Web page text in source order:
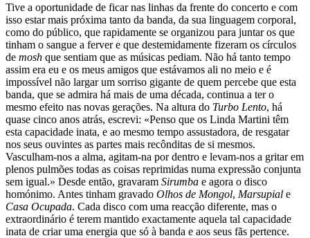
Tive a oportunidade de ficar nas linhas da frente do concerto e com
isso estar mais próxima tanto da banda, da sua linguagem corporal,
como do público, que rapidamente se organizou para juntar os que
tinham o sangue a ferver e que destemidamente fizeram os círculos
de mosh que sentiam que as músicas pediam. Não há tanto tempo
assim era eu e os meus amigos que estávamos ali no meio e é
impossível não largar um sorriso gigante de quem percebe que esta
banda, que se admira há mais de uma década, continua a ter o
mesmo efeito nas novas gerações. Na altura do Turbo Lento, há
quase cinco anos atrás, escrevi: «Penso que os Linda Martini têm
esta capacidade inata, e ao mesmo tempo assustadora, de resgatar
nos seus ouvintes as partes mais recônditas de si mesmos.
Vasculham-nos a alma, agitam-na por dentro e levam-nos a gritar em
plenos pulmões todas as coisas reprimidas numa expressão conjunta
sem igual.» Desde então, gravaram Sirumba e agora o disco
homónimo. Antes tinham gravado Olhos de Mongol, Marsupial e
Casa Ocupada. Cada disco com uma reacção diferente, mas o
extraordinário é terem mantido exactamente aquela tal capacidade
inata de criar uma energia que só à banda e aos seus fãs pertence.